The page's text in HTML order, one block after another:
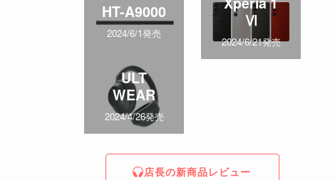
HT-A9000
2024/6/1発売
Ⅵ
2024/6/21発売
ULT
WEAR
2024/4/26発売
店長の新商品レビュー